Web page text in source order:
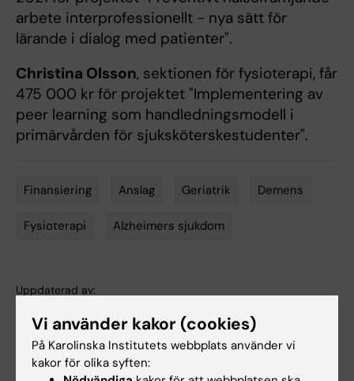
arbete interprofessionellt - nya sätt för
lärande i dialog med patienter".
Christina Olsson, sektionen för fysioterapi, får
475 000 kr för projektet "Implementering av
peer learning som handledningsmodell i
primärvården för sjuksköterskestudenter".
Finansiering Anslag Geriatrik Demens
Fysioterapi Alzheimers sjukdom
Uppdaterad av:
Dela
Vi använder kakor (cookies)
På Karolinska Institutets webbplats använder vi
kakor för olika syften: